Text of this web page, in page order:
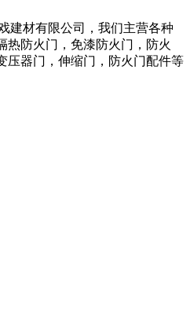
建材有限公司，我们主营各种
热防火门，免漆防火门，防火
压器门，伸缩门，防火门配件等